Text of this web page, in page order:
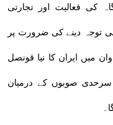
کی فعالیت اور تجارتی
توجہ دینے کی ضرورت پر
میں ایران کا نیا قونصل
سرحدی صوبوں کے درمیان